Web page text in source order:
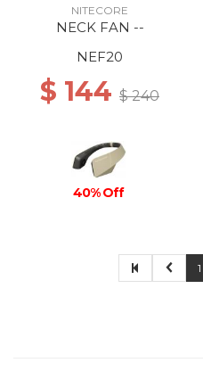
NITECORE
NECK FAN --
NEF20
$ 144 $ 240
40% Off
1